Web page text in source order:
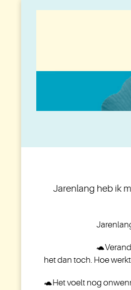
Jarenlang heb ik
🐢
het dan toch. Hoe
🐢Het voelt nog